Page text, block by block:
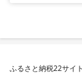
ふるさと納税22サイ